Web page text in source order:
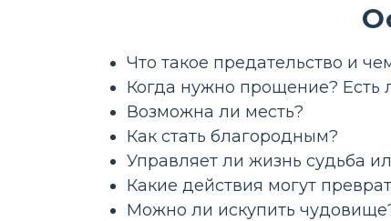
Что такое предательство и
Когда нужно прощение? Есть
Возможна ли месть?
Как стать благородным?
Управляет ли жизнь судьба
Какие действия могут
Можно ли искупить